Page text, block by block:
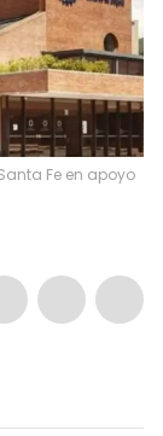
Fe en apoyo